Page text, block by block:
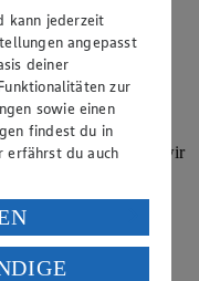
der versendeten
und Anschriften
.
(VSBG) weisen wir
vor
und hierzu auch
kann jederzeit
angepasst
deiner
zur
sowie einen
findest du in
erfährst du auch
Daten in den
du im Sinne